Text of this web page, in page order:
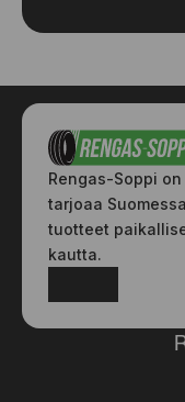
Rengas-Soppi
tarjoaa
tuotteet
kautta.